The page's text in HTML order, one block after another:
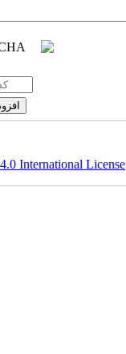
International License